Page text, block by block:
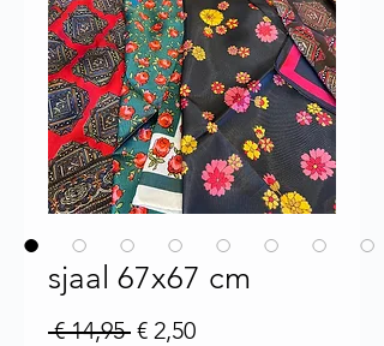
sjaal 67x67 cm
€ 14,95 Normale prijs
€ 2,50Verkoopprijs